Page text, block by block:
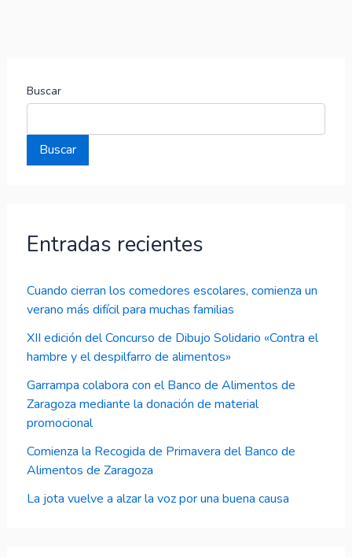
Buscar
Buscar
Entradas recientes
Cuando cierran los comedores escolares, comienza un
verano más difícil para muchas familias
XII edición del Concurso de Dibujo Solidario «Contra el
hambre y el despilfarro de alimentos»
Garrampa colabora con el Banco de Alimentos de
Zaragoza mediante la donación de material
promocional
Comienza la Recogida de Primavera del Banco de
Alimentos de Zaragoza
La jota vuelve a alzar la voz por una buena causa